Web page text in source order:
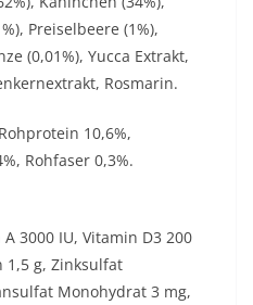
Preiselbeere (1%),
(0,01%), Yucca Extrakt,
Rosmarin.
Rohprotein 10,6%,
Rohfaser 0,3%.
3000 IU, Vitamin D3 200
1,5 g, Zinksulfat
Monohydrat 3 mg,